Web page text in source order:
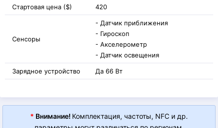
Стартовая цена ($) 420
Сенсоры
- Датчик приближения
- Гироскоп
- Акселерометр
- Датчик освещения
Зарядное устройство Да 66 Вт
* Внимание! Комплектация, частоты, NFC и др.